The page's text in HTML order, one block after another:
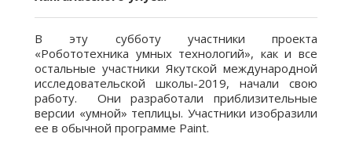
В эту субботу участники проекта
«Робототехника умных технологий», как и все
остальные участники Якутской международной
исследовательской школы-2019, начали свою
работу. Они разработали приблизительные
версии «умной» теплицы. Участники изобразили
ее в обычной программе Paint.